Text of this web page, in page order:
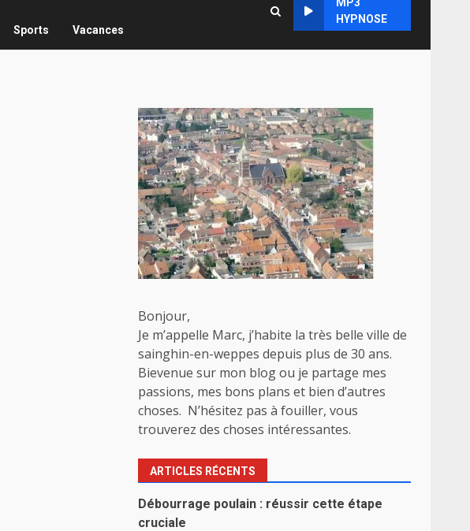
Sports Vacances
HYPNOSE
Bonjour,
Je m’appelle Marc, j’habite la très belle ville de
sainghin-en-weppes depuis plus de 30 ans.
Bievenue sur mon blog ou je partage mes
passions, mes bons plans et bien d’autres
choses. N’hésitez pas à fouiller, vous
trouverez des choses intéressantes.
ARTICLES RÉCENTS
Débourrage poulain : réussir cette étape
cruciale